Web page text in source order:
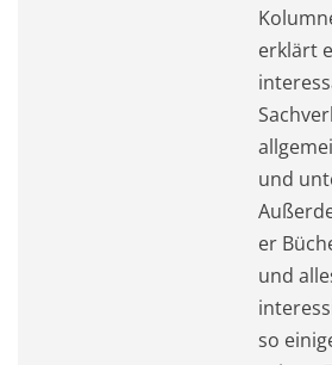
erklärt
und
er
und
so